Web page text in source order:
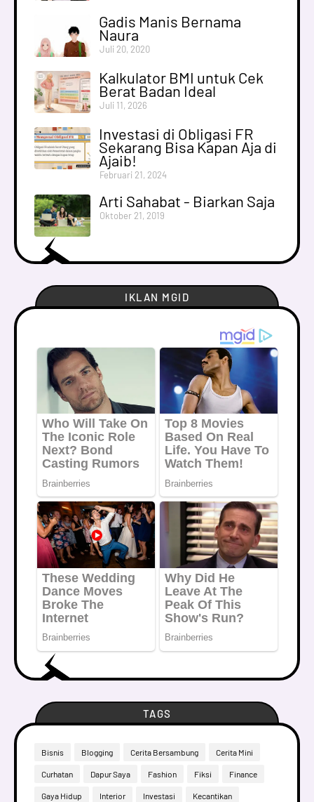
Gadis Manis Bernama
Naura
Juli 20, 2020
Kalkulator BMI untuk Cek
Berat Badan Ideal
Juli 11, 2026
Investasi di Obligasi FR
Sekarang Bisa Kapan Aja di
Ajaib!
Februari 21, 2024
Arti Sahabat - Biarkan Saja
Oktober 21, 2019
IKLAN MGID
TAGS
Bisnis Blogging Cerita Bersambung Cerita Mini
Curhatan Dapur Saya Fashion Fiksi Finance
Gaya Hidup Interior Investasi Kecantikan